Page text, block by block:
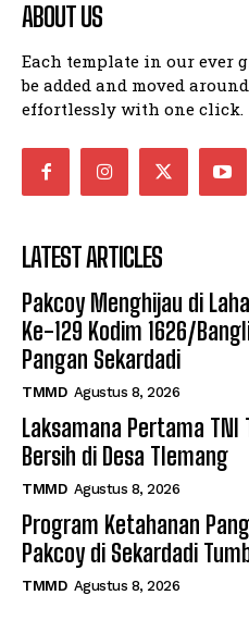
ABOUT US
Each template in our ever
be added and moved
effortlessly with one click.
LATEST ARTICLES
Pakcoy Menghijau di
Ke-129 Kodim 1626/
Pangan Sekardadi
TMMD Agustus 8, 2026
Laksamana Pertama
Bersih di Desa Tlemang
TMMD Agustus 8, 2026
Program Ketahanan
Pakcoy di Sekardadi
TMMD Agustus 8, 2026